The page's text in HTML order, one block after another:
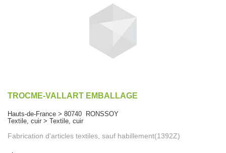
TROCME-VALLART EMBALLAGE
Hauts-de-France > 80740 RONSSOY
Textile, cuir > Textile, cuir
Fabrication d'articles textiles, sauf habillement(1392Z)